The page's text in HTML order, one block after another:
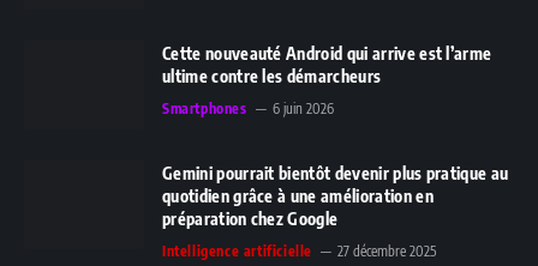
Cette nouveauté Android qui arrive est l’arme
ultime contre les démarcheurs
Smartphones 6 juin 2026
Gemini pourrait bientôt devenir plus pratique au
quotidien grâce à une amélioration en
préparation chez Google
Intelligence artificielle 27 décembre 2025